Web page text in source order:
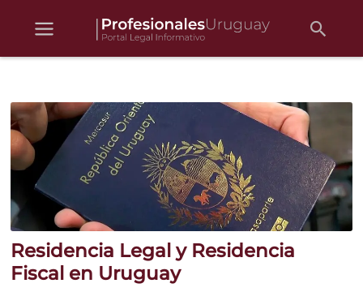
contenido
Residencia Legal y Residencia
Fiscal en Uruguay